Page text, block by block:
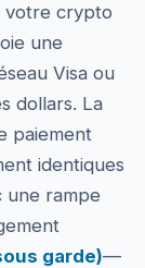
votre crypto
une
Visa ou
dollars. La
paiement
identiques
une rampe
garde)—